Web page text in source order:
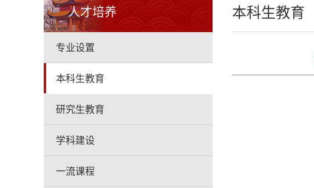
人才培养
专业设置
本科生教育
研究生教育
学科建设
一流课程
本科生教育